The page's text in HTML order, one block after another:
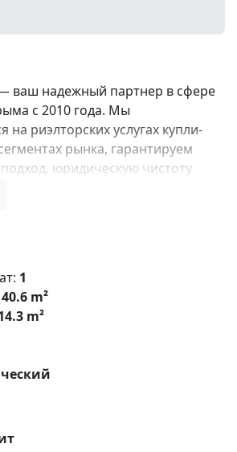
ваш надежный партнер в сфере
с 2010 года. Мы
на риэлторских услугах купли-
рынка, гарантируем
юридическую чистоту
сделок. Самое ценное для
ипотеки бесплатно; 2.
по цене застройщика +
3. Экспертное мнение о
Ваши интересы — наш
поддержку на всех
ключей; 5. Фейерверк
с нами и выбери свой
кварталы» - это ваш
в активно развивающемся
Жилищный комплекс
формы, лаконичный дизайн
инфраструктуру и уникальные
1
40.6 m²
m²